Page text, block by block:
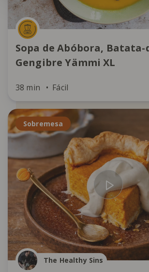
Sopa de Abóbora, Batata-
Gengibre Yämmi XL
38 min Fácil
Sobremesa
The Healthy Sins